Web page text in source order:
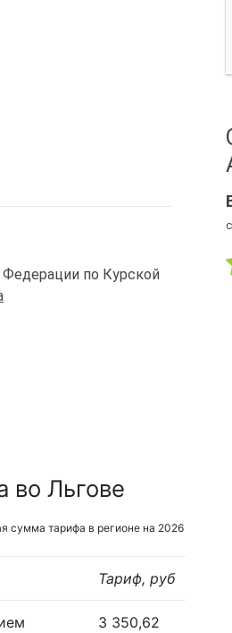
по Курской
во Льгове
сумма тарифа в регионе на 2026
Тариф, руб
3 350,62